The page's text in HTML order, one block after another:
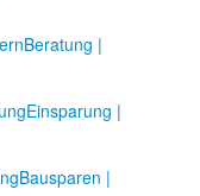
Beratung |
Einsparung |
Bausparen |